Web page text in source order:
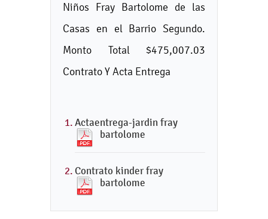
Niños Fray Bartolome de las
Casas en el Barrio Segundo.
Monto Total $475,007.03
Contrato Y Acta Entrega
Actaentrega-jardin fray
bartolome
Contrato kinder fray
bartolome